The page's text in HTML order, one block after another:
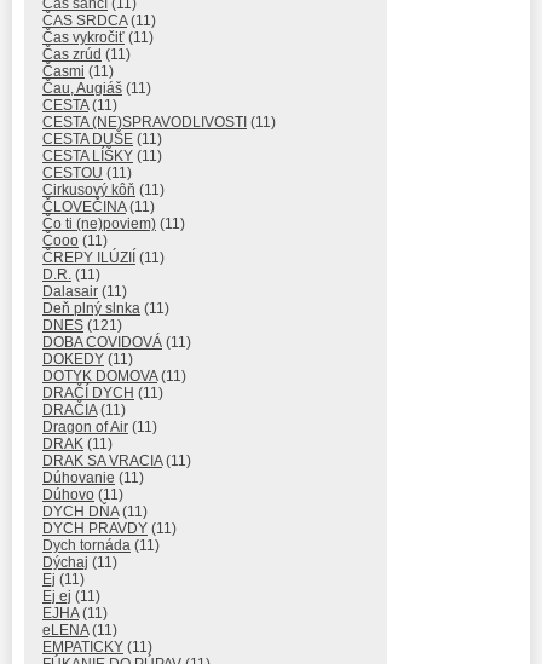
Čas šancí (11)
ČAS SRDCA(11)
Čas vykročiť (11)
Čas zrúd (11)
Časmi (11)
Čau, Augiáš (11)
CESTA(11)
CESTA (NE)SPRAVODLIVOSTI (11)
CESTA DUŠE (11)
CESTA LÍŠKY (11)
CESTOU (11)
Cirkusový kôň (11)
ČLOVEČINA(11)
Čo ti (ne)poviem) (11)
Čooo (11)
ČREPY ILÚZIÍ
(11)
D.R. (11)
Dalasair (11)
Deň plný slnka (11)
DNES (121)
DOBA COVIDOVÁ (11)
DOKEDY (11)
DOTYK DOMOVA(11)
DRAČÍ DYCH (11)
DRAČIA(11)
Dragon of Air (11)
DRAK (11)
DRAK SA VRACIA(11)
Dúhovanie (11)
Dúhovo (11)
DYCH DŇA(11)
DYCH PRAVDY (11)
Dych tornáda (11)
Dýchaj (11)
Ej (11)
Ej ej (11)
EJHA(11)
eLENA(11)
EMPATICKY (11)